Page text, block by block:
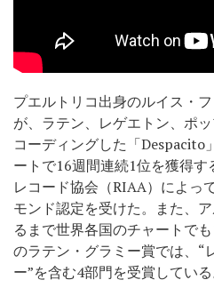
プエルトリコ出身のルイス・
が、ラテン、レゲエトン、ポ
コーディングした「Despacito
ートで16週間連続1位を獲得
レコード協会（RIAA）によっ
モンド認定を受けた。また、
るまで世界各国のチャートで
のラテン・グラミー賞では、“
ー”を含む4部門を受賞している